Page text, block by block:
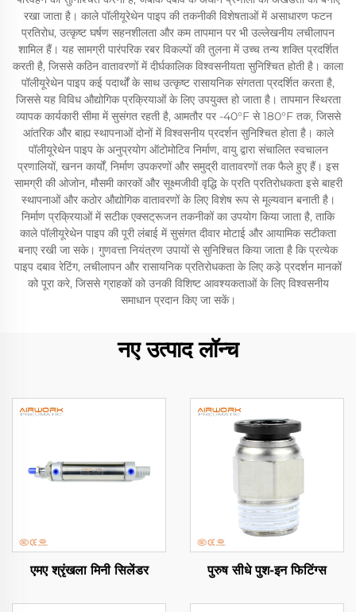
रखा जाता है। काले पॉलीयूरेथेन पाइप की तकनीकी विशेषताओं में असाधारण फटन
प्रतिरोध, उत्कृष्ट घर्षण सहनशीलता और कम तापमान पर भी उल्लेखनीय लचीलापन
शामिल हैं। यह सामग्री पारंपरिक रबर विकल्पों की तुलना में उच्च तन्य शक्ति प्रदर्शित
करती है, जिससे कठिन वातावरणों में दीर्घकालिक विश्वसनीयता सुनिश्चित होती है। काला
पॉलीयूरेथेन पाइप कई पदार्थों के साथ उत्कृष्ट रासायनिक संगतता प्रदर्शित करता है,
जिससे यह विविध औद्योगिक प्रक्रियाओं के लिए उपयुक्त हो जाता है। तापमान स्थिरता
व्यापक कार्यकारी सीमा में सुसंगत रहती है, आमतौर पर -40°F से 180°F तक, जिससे
आंतरिक और बाह्य स्थापनाओं दोनों में विश्वसनीय प्रदर्शन सुनिश्चित होता है। काले
पॉलीयूरेथेन पाइप के अनुप्रयोग ऑटोमोटिव निर्माण, वायु द्वारा संचालित स्वचालन
प्रणालियों, खनन कार्यों, निर्माण उपकरणों और समुद्री वातावरणों तक फैले हुए हैं। इस
सामग्री की ओजोन, मौसमी कारकों और सूक्ष्मजीवी वृद्धि के प्रति प्रतिरोधकता इसे बाहरी
स्थापनाओं और कठोर औद्योगिक वातावरणों के लिए विशेष रूप से मूल्यवान बनाती है।
निर्माण प्रक्रियाओं में सटीक एक्सट्रूजन तकनीकों का उपयोग किया जाता है, ताकि
काले पॉलीयूरेथेन पाइप की पूरी लंबाई में सुसंगत दीवार मोटाई और आयामिक सटीकता
बनाए रखी जा सके। गुणवत्ता नियंत्रण उपायों से सुनिश्चित किया जाता है कि प्रत्येक
पाइप दबाव रेटिंग, लचीलापन और रासायनिक प्रतिरोधकता के लिए कड़े प्रदर्शन मानकों
को पूरा करे, जिससे ग्राहकों को उनकी विशिष्ट आवश्यकताओं के लिए विश्वसनीय
समाधान प्रदान किए जा सकें।
नए उत्पाद लॉन्च
एमए श्रृंखला मिनी सिलेंडर पुरुष सीधे पुश-इन फिटिंग्स